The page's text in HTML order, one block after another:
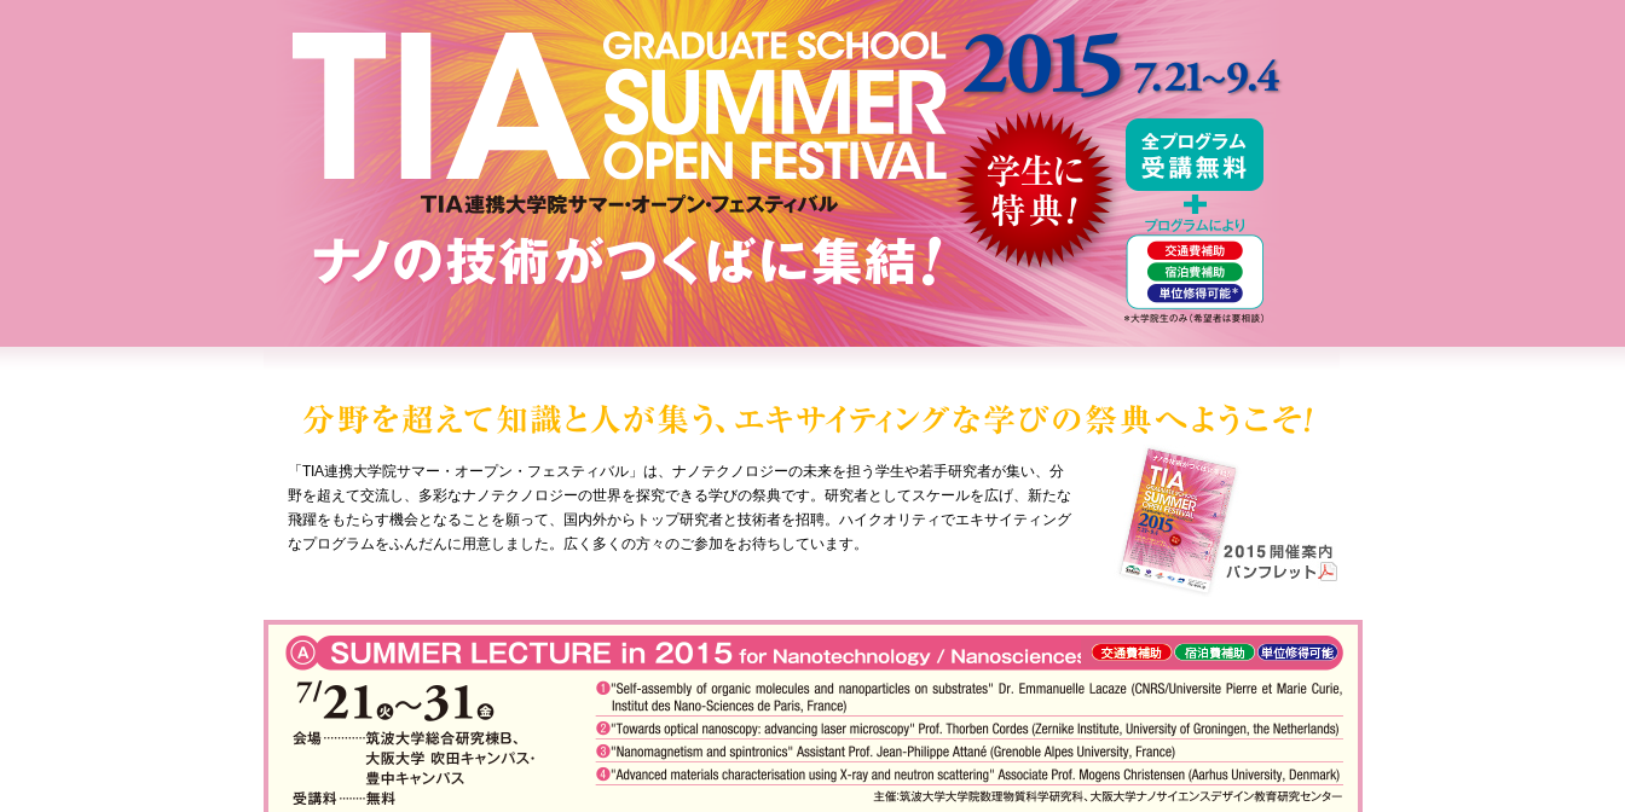
「TIA連携大学院サマー・オープン・フェスティバル」は、ナノテクノロジーの未来を担う学生や若手研究者が集い、分
野を超えて交流し、多彩なナノテクノロジーの世界を探究できる学びの祭典です。研究者としてスケールを広げ、新たな
飛躍をもたらす機会となることを願って、国内外からトップ研究者と技術者を招聘。ハイクオリティでエキサイティング
なプログラムをふんだんに用意しました。広く多くの方々のご参加をお待ちしています。